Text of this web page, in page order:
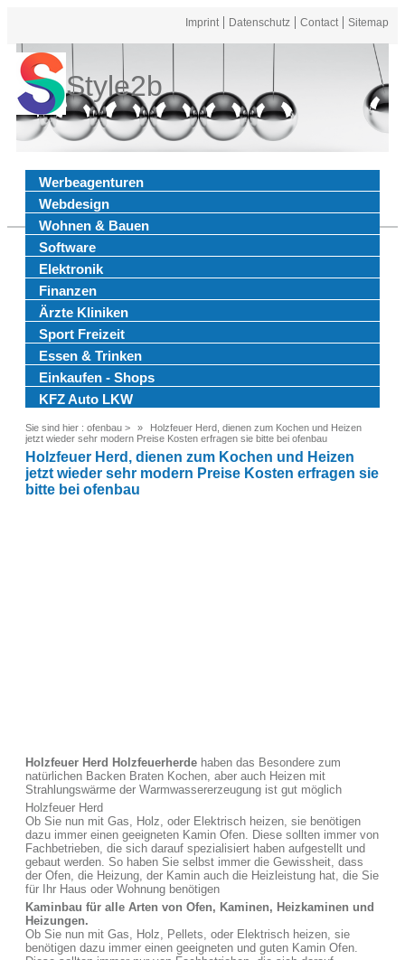
Imprint Datenschutz Contact Sitemap
Style2b
Werbeagenturen
Webdesign
Wohnen & Bauen
Software
Elektronik
Finanzen
Ärzte Kliniken
Sport Freizeit
Essen & Trinken
Einkaufen - Shops
KFZ Auto LKW
Sie sind hier : ofenbau >
Holzfeuer Herd, dienen zum Kochen und Heizen
jetzt wieder sehr modern Preise Kosten erfragen sie bitte bei ofenbau
Holzfeuer Herd, dienen zum Kochen und Heizen
jetzt wieder sehr modern Preise Kosten erfragen sie
bitte bei ofenbau
Holzfeuer Herd Holzfeuerherde haben das Besondere zum
natürlichen Backen Braten Kochen, aber auch Heizen mit
Strahlungswärme der Warmwassererzeugung ist gut möglich
Holzfeuer Herd
Ob Sie nun mit Gas, Holz, oder Elektrisch heizen, sie benötigen
dazu immer einen geeigneten Kamin Ofen. Diese sollten immer von
Fachbetrieben, die sich darauf spezialisiert haben aufgestellt und
gebaut werden. So haben Sie selbst immer die Gewissheit, dass
der Ofen, die Heizung, der Kamin auch die Heizleistung hat, die Sie
für Ihr Haus oder Wohnung benötigen
Kaminbau für alle Arten von Ofen, Kaminen, Heizkaminen und
Heizungen.
Ob Sie nun mit Gas, Holz, Pellets, oder Elektrisch heizen, sie
benötigen dazu immer einen geeigneten und guten Kamin Ofen.